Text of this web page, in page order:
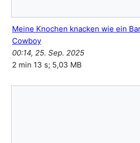
Meine Knochen knacken wie ein
Cowboy
00:14, 25. Sep. 2025
2 min 13 s; 5,03 MB